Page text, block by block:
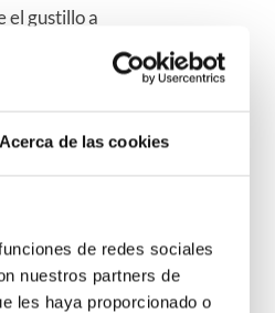
Acerca de las cookies
de redes sociales
nuestros partners de
les haya proporcionado o
el gustillo a
que
de los
debemos
todo, pero en